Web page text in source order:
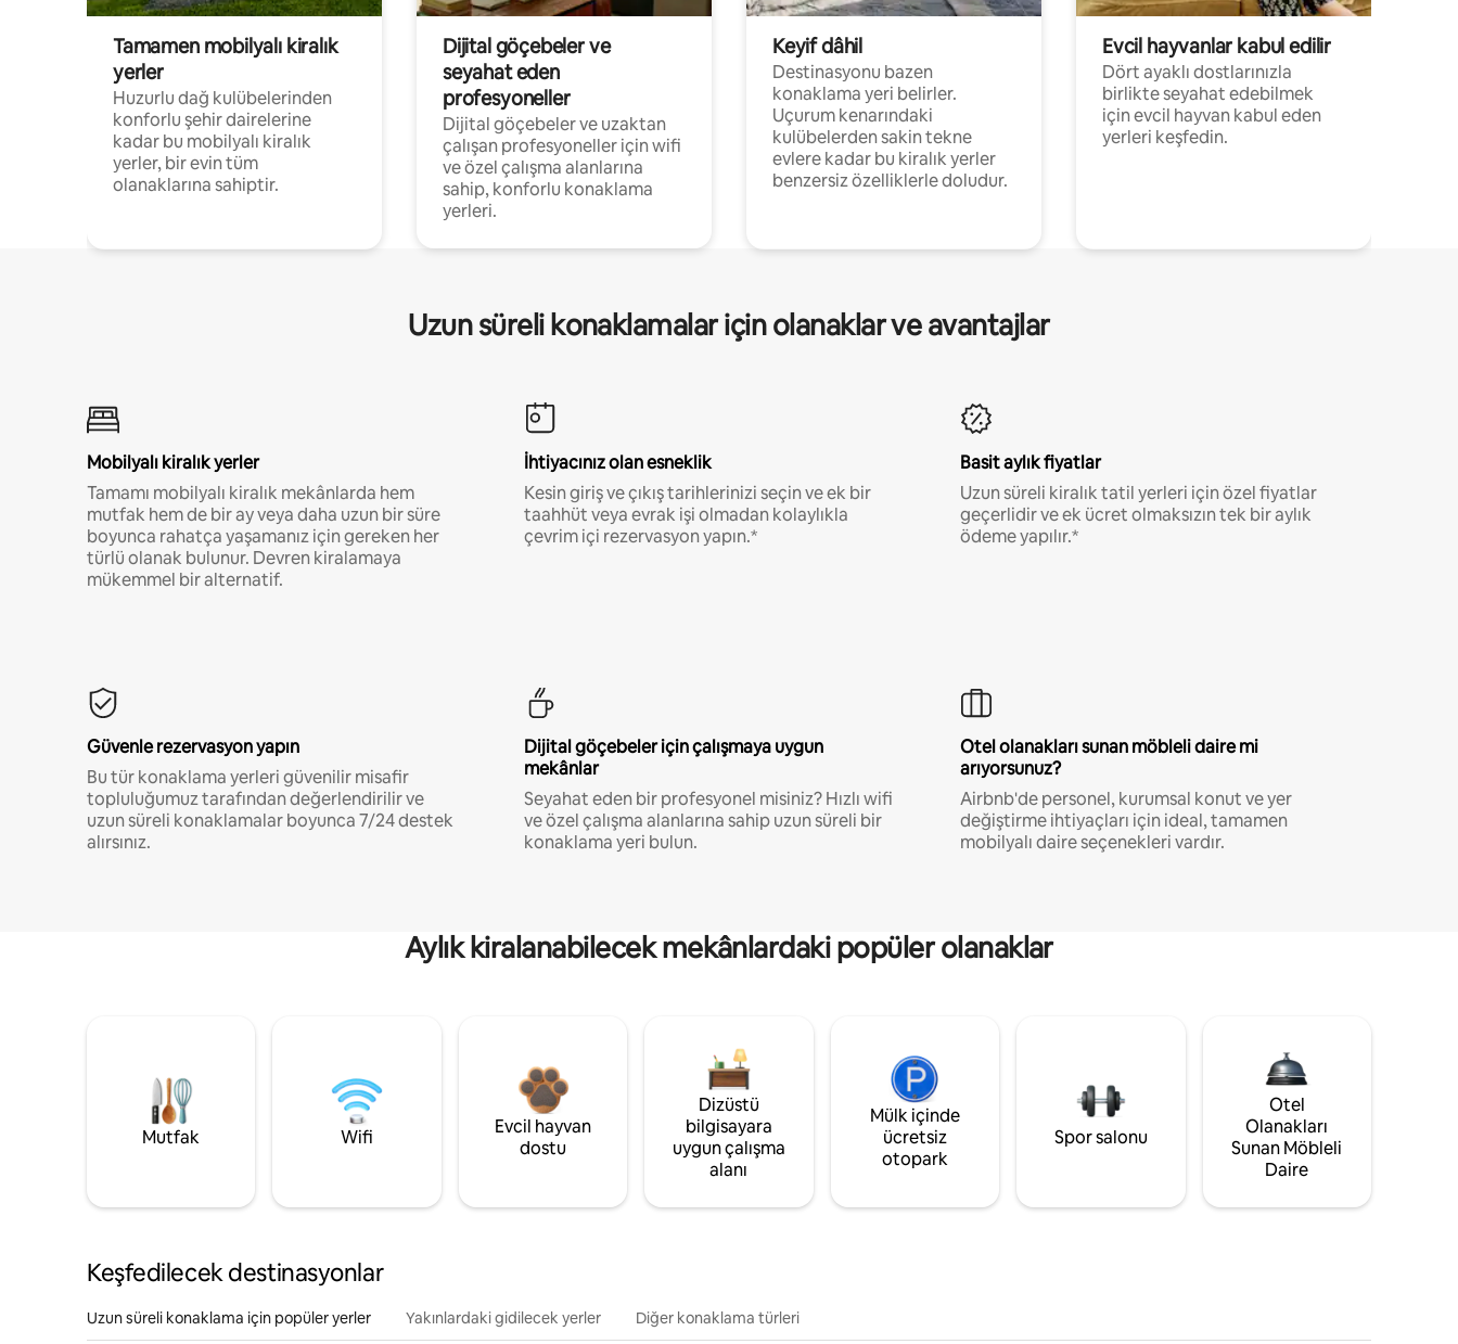
Tamamen mobilyalı kiralık
yerler
Huzurlu dağ kulübelerinden
konforlu şehir dairelerine
kadar bu mobilyalı kiralık
yerler, bir evin tüm
olanaklarına sahiptir.
Dijital göçebeler ve
seyahat eden
profesyoneller
Dijital göçebeler ve uzaktan
çalışan profesyoneller için wifi
ve özel çalışma alanlarına
sahip, konforlu konaklama
yerleri.
Keyif dâhil
Destinasyonu bazen
konaklama yeri belirler.
Uçurum kenarındaki
kulübelerden sakin tekne
evlere kadar bu kiralık yerler
benzersiz özelliklerle doludur.
Evcil hayvanlar kabul edilir
Dört ayaklı dostlarınızla
birlikte seyahat edebilmek
için evcil hayvan kabul eden
yerleri keşfedin.
Uzun süreli konaklamalar için olanaklar ve avantajlar
Mobilyalı kiralık yerler
Tamamı mobilyalı kiralık mekânlarda hem
mutfak hem de bir ay veya daha uzun bir süre
boyunca rahatça yaşamanız için gereken her
türlü olanak bulunur. Devren kiralamaya
mükemmel bir alternatif.
İhtiyacınız olan esneklik
Kesin giriş ve çıkış tarihlerinizi seçin ve ek bir
taahhüt veya evrak işi olmadan kolaylıkla
çevrim içi rezervasyon yapın.*
Basit aylık fiyatlar
Uzun süreli kiralık tatil yerleri için özel fiyatlar
geçerlidir ve ek ücret olmaksızın tek bir aylık
ödeme yapılır.*
Güvenle rezervasyon yapın
Bu tür konaklama yerleri güvenilir misafir
topluluğumuz tarafından değerlendirilir ve
uzun süreli konaklamalar boyunca 7/24 destek
alırsınız.
Dijital göçebeler için çalışmaya uygun
mekânlar
Seyahat eden bir profesyonel misiniz? Hızlı wifi
ve özel çalışma alanlarına sahip uzun süreli bir
konaklama yeri bulun.
Otel olanakları sunan möbleli daire mi
arıyorsunuz?
Airbnb'de personel, kurumsal konut ve yer
değiştirme ihtiyaçları için ideal, tamamen
mobilyalı daire seçenekleri vardır.
Aylık kiralanabilecek mekânlardaki popüler olanaklar
Mutfak Wifi
Evcil hayvan
dostu
Dizüstü
bilgisayara
uygun çalışma
alanı
Mülk içinde
ücretsiz
otopark
Spor salonu
Otel
Olanakları
Sunan Möbleli
Daire
Keşfedilecek destinasyonlar
Uzun süreli konaklama için popüler yerler Yakınlardaki gidilecek yerler Diğer konaklama türleri